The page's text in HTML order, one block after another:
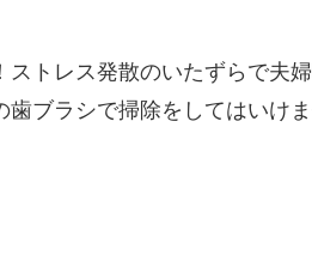
ストレス発散のいたずらで夫
ブラシで掃除をしてはいけま